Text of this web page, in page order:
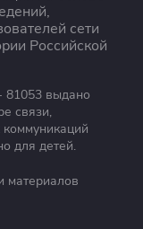
сети
Российской
выдано
связи,
для детей.
материалов